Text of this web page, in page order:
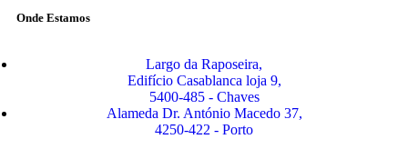
Onde Estamos
Largo da Raposeira,
Edifício Casablanca loja 9,
5400-485 - Chaves
Alameda Dr. António Macedo 37,
4250-422 - Porto